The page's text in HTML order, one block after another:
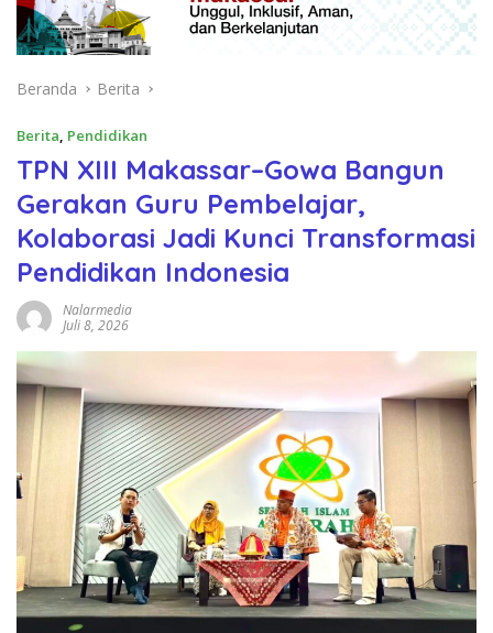
Beranda Berita
Berita, Pendidikan
TPN XIII Makassar–Gowa Bangun
Gerakan Guru Pembelajar,
Kolaborasi Jadi Kunci Transformasi
Pendidikan Indonesia
Nalarmedia
Juli 8, 2026